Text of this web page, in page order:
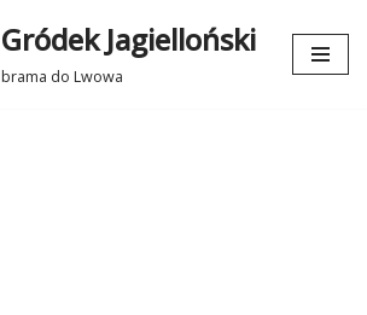
Gródek Jagielloński
brama do Lwowa